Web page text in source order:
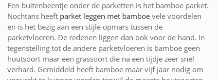
Een buitenbeentje onder de parketten is het bamboe parket.
Nochtans heeft parket leggen met bamboe vele voordelen
en is het bezig aan een stijle opmars tussen de
parketvloeren. De redenen liggen dan ook voor de hand. In
tegenstelling tot de andere parketvloeren is bamboe geen
houtsoort maar een grassoort die na een tijdje zeer snel
verhard. Gemiddeld heeft bamboe maar vijf jaar nodig om